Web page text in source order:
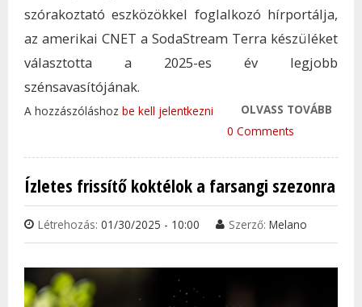
szórakoztató eszközökkel foglalkozó hírportálja,
az amerikai CNET a SodaStream Terra készüléket
választotta a 2025-es év legjobb
szénsavasítójának.
OLVASS TOVÁBB
A hozzászóláshoz be kell jelentkezni
0 Comments
Ízletes frissítő koktélok a farsangi szezonra
Létrehozás: 01/30/2025 - 10:00 Szerző: Melano